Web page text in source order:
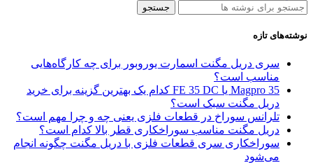
جستجو
نوشته‌های تازه
سری دریل مگنت اسمارت یوروبور برای چه کارگاه‌هایی
مناسب است؟
Magpro 35 یا FE 35 DC کدام‌ یک بهترین گزینه برای خرید
دریل مگنت سبک است؟
تلرانس سوراخ در قطعات فلزی یعنی چه و چرا مهم است؟
دریل مگنت مناسب سوراخکاری قطر بالا کدام است؟
سوراخکاری سری قطعات فلزی با دریل مگنت چگونه انجام
می‌شود